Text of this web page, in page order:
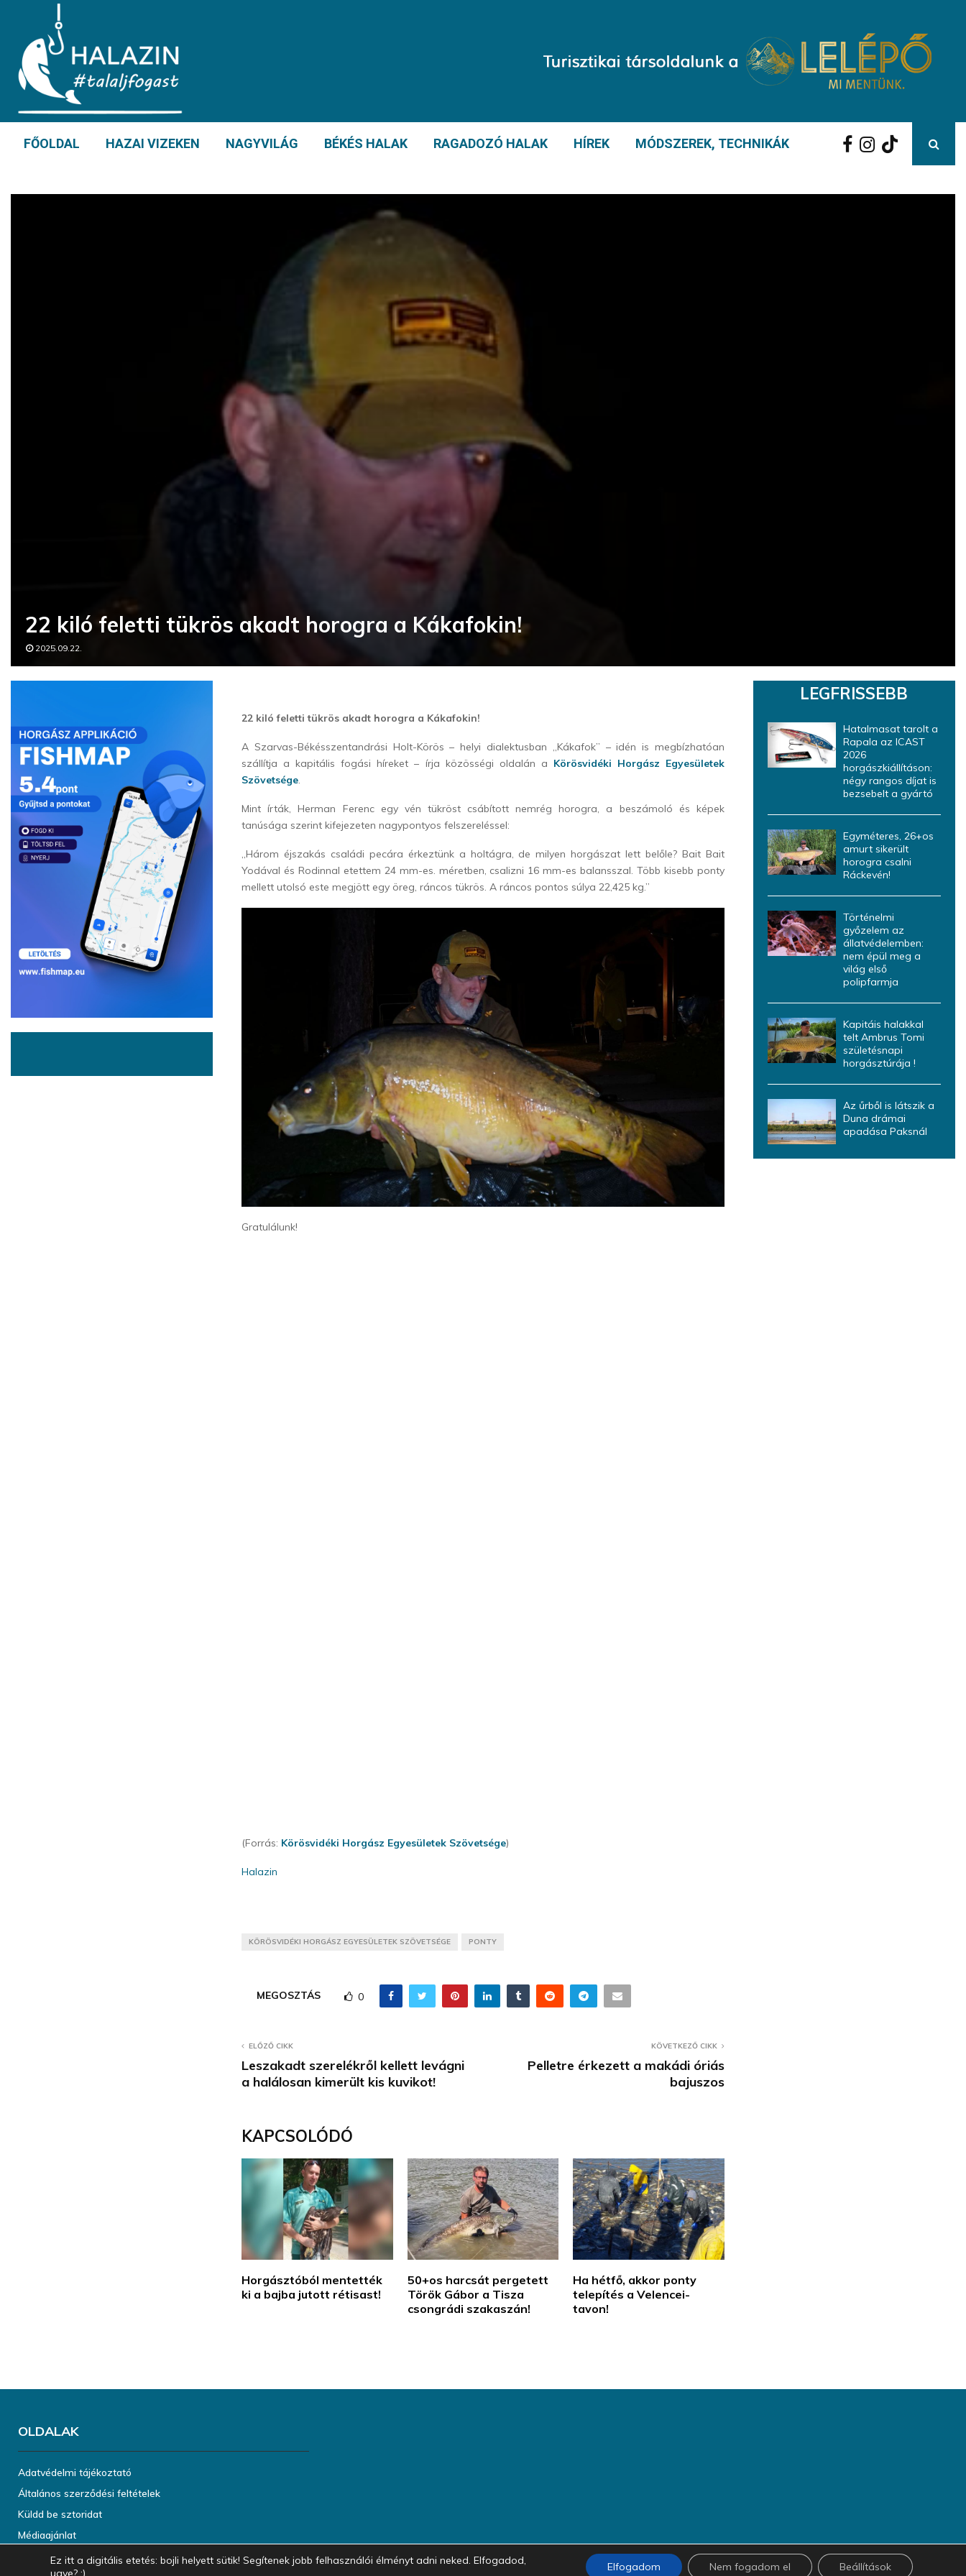
FŐOLDAL HAZAI VIZEKEN NAGYVILÁG BÉKÉS HALAK RAGADOZÓ HALAK HÍREK MÓDSZEREK, TECHNIKÁK
22 kiló feletti tükrös akadt horogra a Kákafokin!
2025.09.22.
22 kiló feletti tükrös akadt horogra a Kákafokin!
A Szarvas-Békésszentandrási Holt-Körös – helyi dialektusban „Kákafok” – idén is megbízhatóan
szállítja a kapitális fogási híreket – írja közösségi oldalán a Körösvidéki Horgász Egyesületek
Szövetsége.
Mint írták, Herman Ferenc egy vén tükröst csábított nemrég horogra, a beszámoló és képek
tanúsága szerint kifejezeten nagypontyos felszereléssel:
„Három éjszakás családi pecára érkeztünk a holtágra, de milyen horgászat lett belőle? Bait Bait
Yodával és Rodinnal etettem 24 mm-es. méretben, csalizni 16 mm-es balansszal. Több kisebb ponty
mellett utolsó este megjött egy öreg, ráncos tükrös. A ráncos pontos súlya 22,425 kg.”
Gratulálunk!
(Forrás: Körösvidéki Horgász Egyesületek Szövetsége)
Halazin
KÖRÖSVIDÉKI HORGÁSZ EGYESÜLETEK SZÖVETSÉGE PONTY
MEGOSZTÁS 0
ELŐZŐ CIKK
Leszakadt szerelékről kellett levágni
a halálosan kimerült kis kuvikot!
KÖVETKEZŐ CIKK
Pelletre érkezett a makádi óriás
bajuszos
KAPCSOLÓDÓ
Horgásztóból mentették
ki a bajba jutott rétisast!
50+os harcsát pergetett
Török Gábor a Tisza
csongrádi szakaszán!
Ha hétfő, akkor ponty
telepítés a Velencei-
tavon!
LEGFRISSEBB
Hatalmasat tarolt a
Rapala az ICAST
2026
horgászkiállításon:
négy rangos díjat is
bezsebelt a gyártó
Egyméteres, 26+os
amurt sikerült
horogra csalni
Ráckevén!
Történelmi
győzelem az
állatvédelemben:
nem épül meg a
világ első
polipfarmja
Kapitáis halakkal
telt Ambrus Tomi
születésnapi
horgásztúrája !
Az űrből is látszik a
Duna drámai
apadása Paksnál
OLDALAK
Adatvédelmi tájékoztató
Általános szerződési feltételek
Küldd be sztoridat
Médiaajánlat
Ez itt a digitális etetés: bojli helyett sütik! Segítenek jobb felhasználói élményt adni neked. Elfogadod,
ugye? :)
Elfogadom Nem fogadom el Beállítások